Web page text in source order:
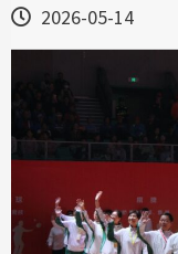
2026-05-14